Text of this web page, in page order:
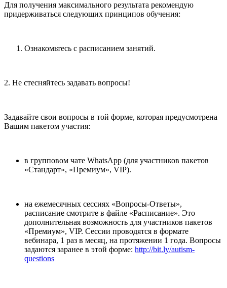
Для получения максимального результата рекомендую
придерживаться следующих принципов обучения:
Ознакомьтесь с расписанием занятий.
2. Не стесняйтесь задавать вопросы!
Задавайте свои вопросы в той форме, которая предусмотрена
Вашим пакетом участия:
в групповом чате WhatsApp (для участников пакетов
«Стандарт», «Премиум», VIP).
на ежемесячных сессиях «Вопросы-Ответы»,
расписание смотрите в файле «Расписание». Это
дополнительная возможность для участников пакетов
«Премиум», VIP. Сессии проводятся в формате
вебинара, 1 раз в месяц, на протяжении 1 года. Вопросы
задаются заранее в этой форме: http://bit.ly/autism-
questions